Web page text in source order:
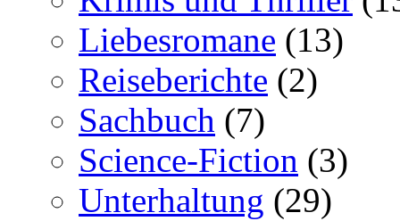
Liebesromane (13)
Reiseberichte (2)
Sachbuch (7)
Science-Fiction (3)
Unterhaltung (29)